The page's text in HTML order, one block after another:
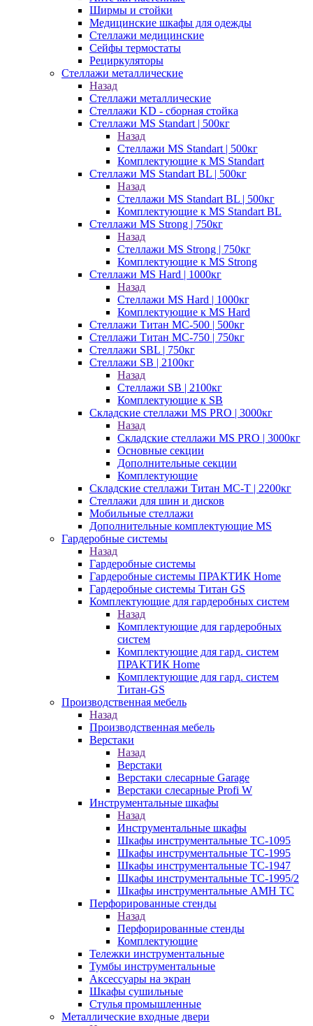
Ширмы и стойки
Медицинские шкафы для одежды
Стеллажи медицинские
Сейфы термостаты
Рециркуляторы
Стеллажи металлические
Назад
Стеллажи металлические
Стеллажи KD - сборная стойка
Стеллажи MS Standart | 500кг
Назад
Стеллажи MS Standart | 500кг
Комплектующие к MS Standart
Стеллажи MS Standart BL | 500кг
Назад
Стеллажи MS Standart BL | 500кг
Комплектующие к MS Standart BL
Стеллажи MS Strong | 750кг
Назад
Стеллажи MS Strong | 750кг
Комплектующие к MS Strong
Стеллажи MS Hard | 1000кг
Назад
Стеллажи MS Hard | 1000кг
Комплектующие к MS Hard
Стеллажи Титан МС-500 | 500кг
Стеллажи Титан МС-750 | 750кг
Стеллажи SBL | 750кг
Стеллажи SB | 2100кг
Назад
Стеллажи SB | 2100кг
Комплектующие к SB
Складские стеллажи MS PRO | 3000кг
Назад
Складские стеллажи MS PRO | 3000кг
Основные секции
Дополнительные секции
Комплектующие
Складские стеллажи Титан МС-Т | 2200кг
Стеллажи для шин и дисков
Мобильные стеллажи
Дополнительные комплектующие MS
Гардеробные системы
Назад
Гардеробные системы
Гардеробные системы ПРАКТИК Home
Гардеробные системы Титан GS
Комплектующие для гардеробных систем
Назад
Комплектующие для гардеробных
систем
Комплектующие для гард. систем
ПРАКТИК Home
Комплектующие для гард. систем
Титан-GS
Производственная мебель
Назад
Производственная мебель
Верстаки
Назад
Верстаки
Верстаки слесарные Garage
Верстаки слесарные Profi W
Инструментальные шкафы
Назад
Инструментальные шкафы
Шкафы инструментальные TC-1095
Шкафы инструментальные TC-1995
Шкафы инструментальные TC-1947
Шкафы инструментальные TC-1995/2
Шкафы инструментальные AMH TC
Перфорированные стенды
Назад
Перфорированные стенды
Комплектующие
Тележки инструментальные
Тумбы инструментальные
Аксессуары на экран
Шкафы сушильные
Стулья промышленные
Металлические входные двери